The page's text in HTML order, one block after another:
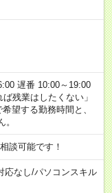
遅番 10:00～19:00
残業はしたくない」
望する勤務時間と、
談可能です！
応なし/パソコンスキル